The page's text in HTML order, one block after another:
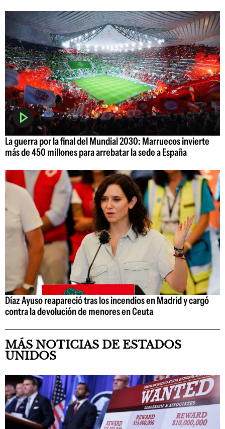
La guerra por la final del Mundial 2030: Marruecos invierte
más de 450 millones para arrebatar la sede a España
Díaz Ayuso reapareció tras los incendios en Madrid y cargó
contra la devolución de menores en Ceuta
MÁS NOTICIAS DE ESTADOS
UNIDOS